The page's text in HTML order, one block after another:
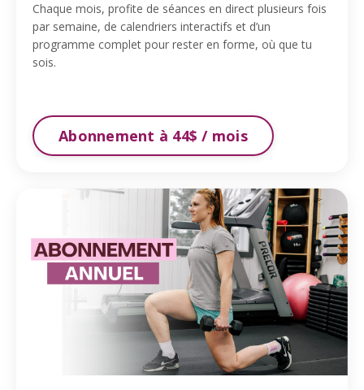
Chaque mois, profite de séances en direct plusieurs fois
par semaine, de calendriers interactifs et d’un
programme complet pour rester en forme, où que tu
sois.
Abonnement à 44$ / mois